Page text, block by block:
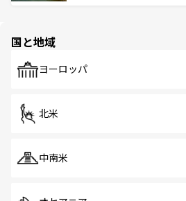
で、ホーカーズは地元の風情
国と地域
ヨーロッパ
北米
中南米